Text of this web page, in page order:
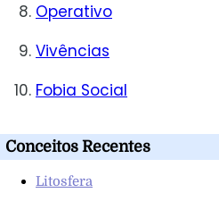
Operativo
Vivências
Fobia Social
Conceitos Recentes
Litosfera